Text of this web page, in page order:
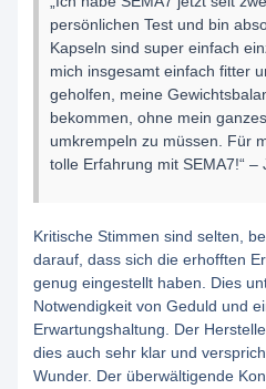
persönlichen Test und bin
Kapseln sind super einfach
mich insgesamt einfach fitter
geholfen, meine
bekommen, ohne mein
umkrempeln zu müssen. Für
tolle Erfahrung mit SEMA7!“
Kritische Stimmen sind selten,
darauf, dass sich die erhofften
genug eingestellt haben. Dies
Notwendigkeit von Geduld und
Erwartungshaltung. Der
dies auch sehr klar und
Wunder. Der überwältigende